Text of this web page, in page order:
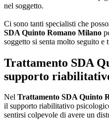
nel soggetto.
Ci sono tanti specialisti che
SDA Quinto Romano Milano
soggetto si senta molto seguito e
Trattamento SDA
supporto
Nel Trattamento SDA Quinto
il supporto riabilitativo
sentirsi colpevole di avere un